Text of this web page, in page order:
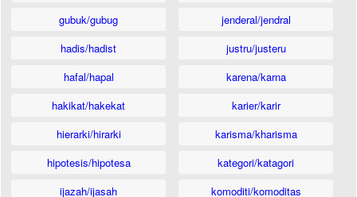
gubuk/gubug
hadis/hadist
hafal/hapal
hakikat/hakekat
hierarki/hirarki
hipotesis/hipotesa
ijazah/ijasah
jenderal/jendral
justru/justeru
karena/karna
karier/karir
karisma/kharisma
kategori/katagori
komoditi/komoditas